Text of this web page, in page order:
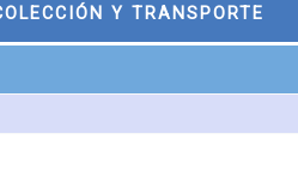
Y TRANSPORTE